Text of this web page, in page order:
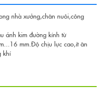
nhà xưởng,chăn nuôi,công
ánh kim đường kính từ
mm.Độ chịu lực cao,ít ăn
khí